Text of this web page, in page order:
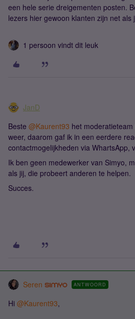
een hele serie dreigementen posten.
lezers hier gewoon klanten zijn net als
1 persoon vindt dit leuk
JanD
Beste ​ @Kaurent93 het
weer, daarom gaf ik in een eerdere
contactmogelijkheden via WhartsApp,
Ik ben geen medewerker van Simyo,
als jij, die probeert anderen te helpen.
Succes.
Seren ANTWOORD
Hi ​ @Kaurent93,